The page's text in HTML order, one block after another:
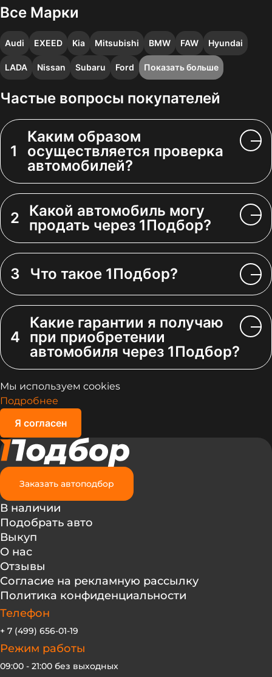
Все Марки
Audi EXEED Kia Mitsubishi BMW FAW Hyundai
LADA Nissan Subaru Ford Показать больше
Частые вопросы покупателей
1
Каким образом
осуществляется проверка
автомобилей?
2
Какой автомобиль могу
продать через 1Подбор?
3 Что такое 1Подбор?
4
Какие гарантии я получаю
при приобретении
автомобиля через 1Подбор?
Мы используем cookies
Подробнее
Я согласен
Заказать автоподбор
В наличии
Подобрать авто
Выкуп
О нас
Отзывы
Согласие на рекламную рассылку
Политика конфиденциальности
Телефон
+ 7 (499) 656-01-19
Режим работы
09:00 - 21:00 без выходных